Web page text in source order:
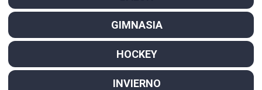
GIMNASIA
HOCKEY
INVIERNO